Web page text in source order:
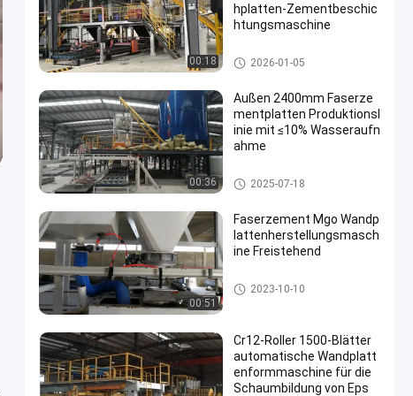
00:18
hplatten-Zementbeschic
htungsmaschine
Wandplattenformmaschine
2026-01-05
00:36
Außen 2400mm Faserze
mentplatten Produktionsl
inie mit ≤10% Wasseraufn
ahme
Produktionslinie für Faserzem
entplatten
2025-07-18
00:51
Faserzement Mgo Wandp
lattenherstellungsmasch
ine Freistehend
Wandplattenformmaschine
2023-10-10
Cr12-Roller 1500-Blätter
automatische Wandplatt
enformmaschine für die
Schaumbildung von Eps